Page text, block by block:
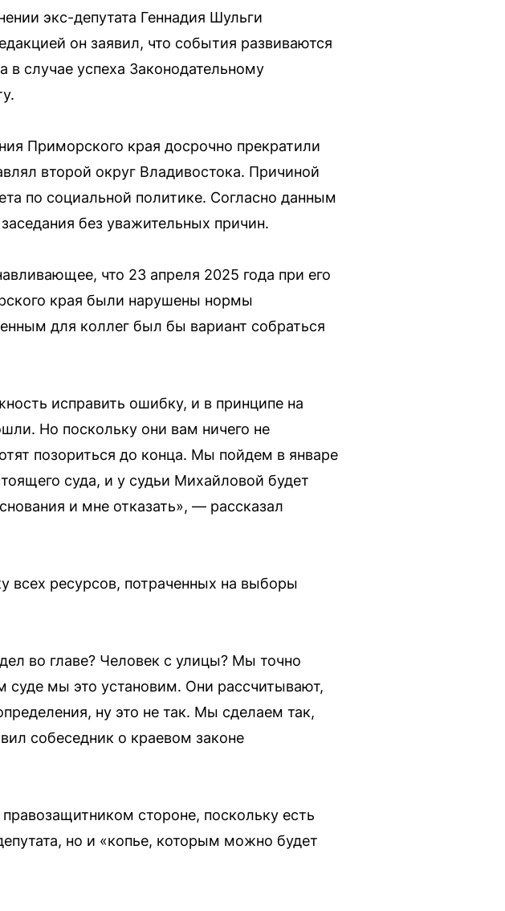
экс-депутата Геннадия Шульги
он заявил, что события развиваются
случае успеха Законодательному
Приморского края досрочно прекратили
второй округ Владивостока. Причиной
по социальной политике. Согласно данным
без уважительных причин.
что 23 апреля 2025 года при его
края были нарушены нормы
для коллег был бы вариант собраться
исправить ошибку, и в принципе на
Но поскольку они вам ничего не
позориться до конца. Мы пойдем в январе
суда, и у судьи Михайловой будет
и мне отказать», — рассказал
всех ресурсов, потраченных на выборы
во главе? Человек с улицы? Мы точно
суде мы это установим. Они рассчитывают,
ну это не так. Мы сделаем так,
собеседник о краевом законе
стороне, поскольку есть
но и «копье, которым можно будет